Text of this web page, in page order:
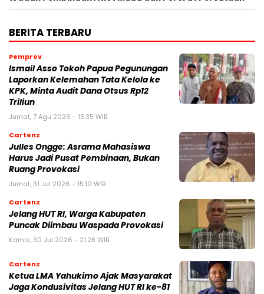
BERITA TERBARU
Pemprov
Ismail Asso Tokoh Papua Pegunungan
Laporkan Kelemahan Tata Kelola ke
KPK, Minta Audit Dana Otsus Rp12
Triliun
Jumat, 7 Agu 2026 - 13:35 WIB
Cartenz
Julles Ongge: Asrama Mahasiswa
Harus Jadi Pusat Pembinaan, Bukan
Ruang Provokasi
Jumat, 31 Jul 2026 - 15:10 WIB
Cartenz
Jelang HUT RI, Warga Kabupaten
Puncak Diimbau Waspada Provokasi
Kamis, 30 Jul 2026 - 21:28 WIB
Cartenz
Ketua LMA Yahukimo Ajak Masyarakat
Jaga Kondusivitas Jelang HUT RI ke-81